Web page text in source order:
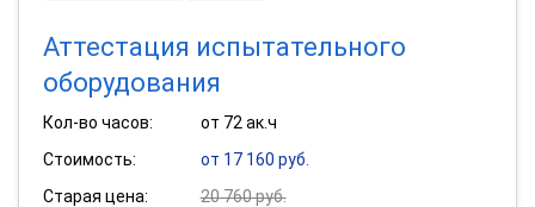
Аттестация испытательного
оборудования
Кол-во часов:
от 72 ак.ч
Стоимость:
от 17 160 руб.
Старая цена:
20 760 руб.